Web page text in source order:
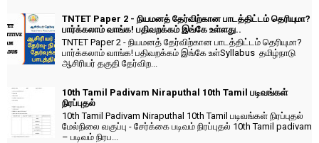
TNTET Paper 2 - நியமனத் தேர்விற்கான பாடத்திட்டம் தெரியுமா?
பார்க்கலாம் வாங்க! பதிவறக்கம் இங்கே உள்ளது..
TNTET Paper 2 - நியமனத் தேர்விற்கான பாடத்திட்டம் தெரியுமா?
பார்க்கலாம் வாங்க! பதிவறக்கம் இங்கே உள்Syllabus தமிழ்நாடு
ஆசிரியர் தகுதி தேர்விற...
10th Tamil Padivam Niraputhal 10th Tamil படிவங்கள்
நிரப்புதல்
10th Tamil Padivam Niraputhal 10th Tamil படிவங்கள் நிரப்புதல்
மேல்நிலை வகுப்பு - சேர்க்கை படிவம் நிரப்புதல் 10th Tamil padivam
– படிவம் நிரப...